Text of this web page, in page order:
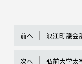
前へ 浪江町議会
次へ 弘前大学太